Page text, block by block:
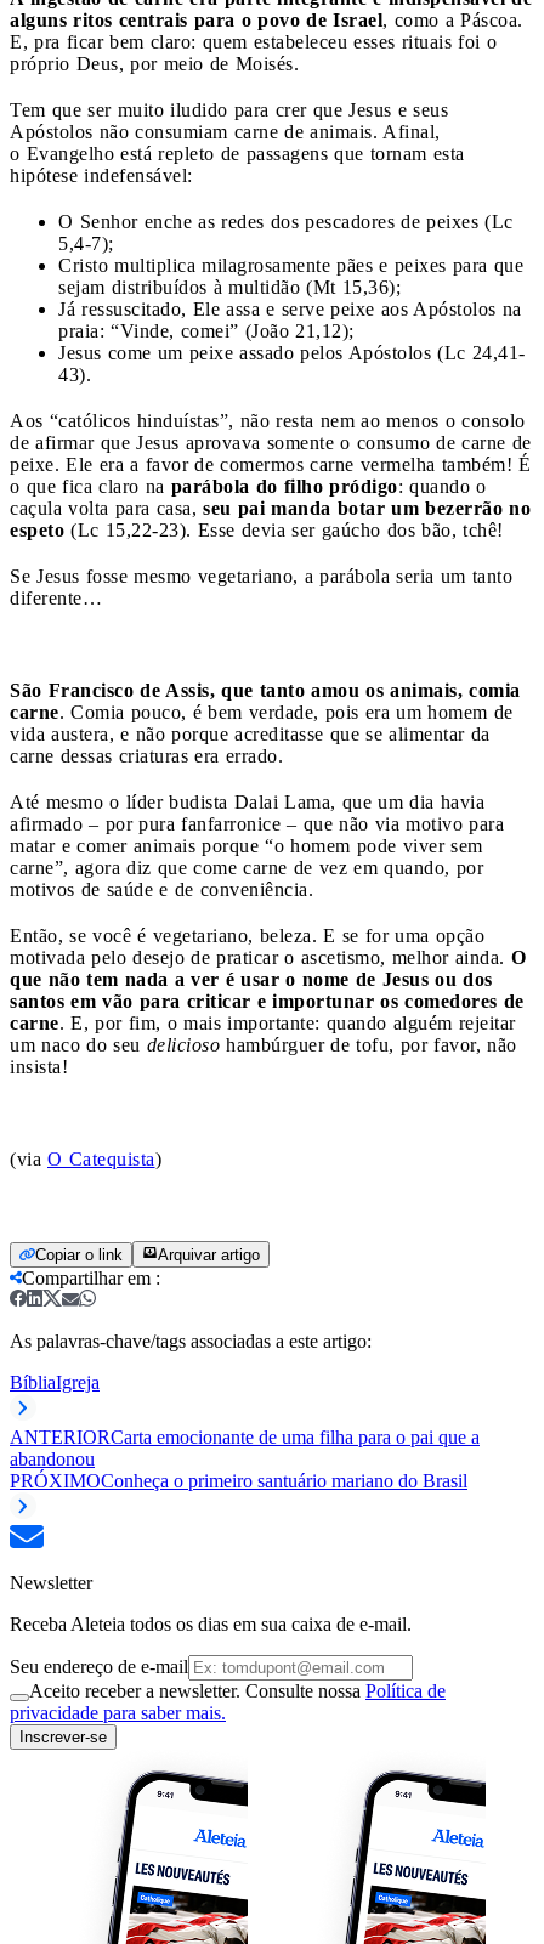
alguns ritos centrais para o povo de Israel, como a Páscoa.
E, pra ficar bem claro: quem estabeleceu esses rituais foi o
próprio Deus, por meio de Moisés.
Tem que ser muito iludido para crer que Jesus e seus
Apóstolos não consumiam carne de animais. Afinal,
o Evangelho está repleto de passagens que tornam esta
hipótese indefensável:
O Senhor enche as redes dos pescadores de peixes (Lc
5,4-7);
Cristo multiplica milagrosamente pães e peixes para que
sejam distribuídos à multidão (Mt 15,36);
Já ressuscitado, Ele assa e serve peixe aos Apóstolos na
praia: “Vinde, comei” (João 21,12);
Jesus come um peixe assado pelos Apóstolos (Lc 24,41-
43).
Aos “católicos hinduístas”, não resta nem ao menos o consolo
de afirmar que Jesus aprovava somente o consumo de carne de
peixe. Ele era a favor de comermos carne vermelha também! É
o que fica claro na parábola do filho pródigo: quando o
caçula volta para casa, seu pai manda botar um bezerrão no
espeto (Lc 15,22-23). Esse devia ser gaúcho dos bão, tchê!
Se Jesus fosse mesmo vegetariano, a parábola seria um tanto
diferente…
São Francisco de Assis, que tanto amou os animais, comia
carne. Comia pouco, é bem verdade, pois era um homem de
vida austera, e não porque acreditasse que se alimentar da
carne dessas criaturas era errado.
Até mesmo o líder budista Dalai Lama, que um dia havia
afirmado – por pura fanfarronice – que não via motivo para
matar e comer animais porque “o homem pode viver sem
carne”, agora diz que come carne de vez em quando, por
motivos de saúde e de conveniência.
Então, se você é vegetariano, beleza. E se for uma opção
motivada pelo desejo de praticar o ascetismo, melhor ainda. O
que não tem nada a ver é usar o nome de Jesus ou dos
santos em vão para criticar e importunar os comedores de
carne. E, por fim, o mais importante: quando alguém rejeitar
um naco do seu delicioso hambúrguer de tofu, por favor, não
insista!
(via O Catequista)
Copiar o link Arquivar artigo
Compartilhar em :
As palavras-chave/tags associadas a este artigo:
BíbliaIgreja
ANTERIORCarta emocionante de uma filha para o pai que a
abandonou
PRÓXIMOConheça o primeiro santuário mariano do Brasil
Newsletter
Receba Aleteia todos os dias em sua caixa de e-mail.
Seu endereço de e-mail
Aceito receber a newsletter. Consulte nossa Política de
privacidade para saber mais.
Inscrever-se